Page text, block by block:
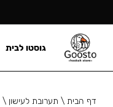
דף הבית\ תערובת לעישון \
גוסטו לבית